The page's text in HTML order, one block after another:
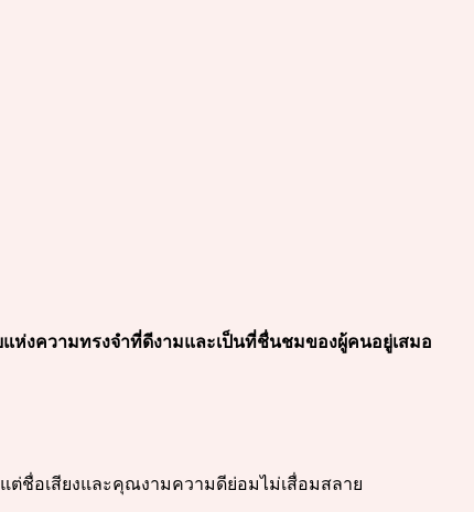
ห่งความทรงจำที่ดีงามและเป็นที่ชื่นชมของผู้คนอยู่เสมอ
ต่ชื่อเสียงและคุณงามความดีย่อมไม่เสื่อมสลาย